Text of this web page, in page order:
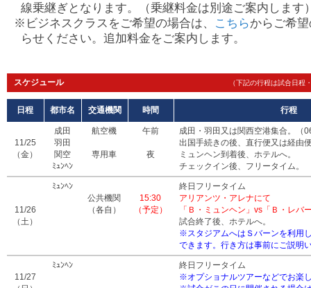
線乗継ぎとなります。（乗継料金は別途ご案内します
※ビジネスクラスをご希望の場合は、 こちらからご希
らせください。追加料金をご案内します。
スケジュール （下記の行程は試合日程
日程 都市名 交通機関 時間 行程
11/25
（金）
成田
羽田
関空
ﾐｭﾝﾍﾝ
航空機
専用車
午前
夜
成田・羽田又は関西空港集合。（
出国手続きの後、直行便又は経由
ミュンヘン到着後、ホテルへ。
チェックイン後、フリータイム。
11/26
（土）
ﾐｭﾝﾍﾝ
公共機関
（各自）
15:30
（予定）
終日フリータイム
アリアンツ・アレナにて
「Ｂ・ミュンヘン」vs「Ｂ・レバ
試合終了後、ホテルへ。
※スタジアムへはＳバーンを利用
できます。行き方は事前にご説明
11/27
ﾐｭﾝﾍﾝ
終日フリータイム
※オプショナルツアーなどでお楽